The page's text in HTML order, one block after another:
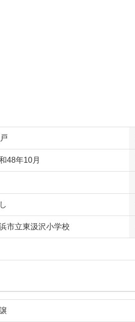
48年10月
市立東汲沢小学校